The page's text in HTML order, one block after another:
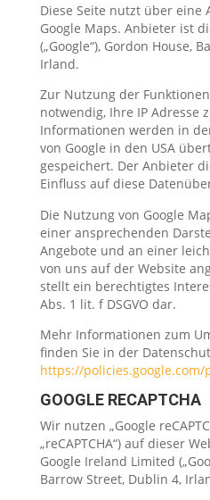
Diese Seite nutzt über eine
Google Maps. Anbieter ist
(„Google“), Gordon House,
Irland.
Zur Nutzung der
notwendig, Ihre IP Adresse
Informationen werden in
von Google in den USA
gespeichert. Der Anbieter
Einfluss auf diese
Die Nutzung von Google
einer ansprechenden
Angebote und an einer
von uns auf der Website
stellt ein berechtigtes
Abs. 1 lit. f DSGVO dar.
Mehr Informationen zum
finden Sie in der
https://policies.google.com/
GOOGLE RECAPTCHA
Wir nutzen „Google
„reCAPTCHA“) auf dieser
Google Ireland Limited
Barrow Street, Dublin 4,